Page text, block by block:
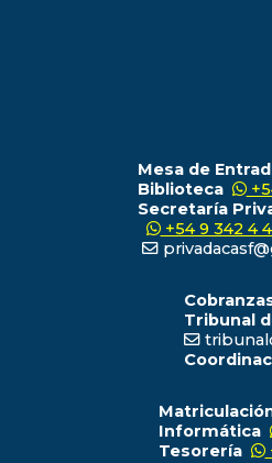
Mesa de
Biblioteca
Secretaría
+54 9 342 4
Tribunal
Informática
Tesorería